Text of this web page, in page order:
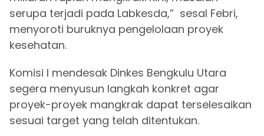
serupa terjadi pada Labkesda,” sesal Febri,
menyoroti buruknya pengelolaan proyek
kesehatan.
Komisi I mendesak Dinkes Bengkulu Utara
segera menyusun langkah konkret agar
proyek-proyek mangkrak dapat terselesaikan
sesuai target yang telah ditentukan.